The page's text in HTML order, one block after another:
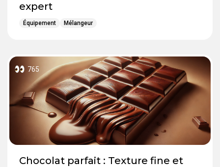
expert
Équipement Mélangeur
765
Chocolat parfait : Texture fine et